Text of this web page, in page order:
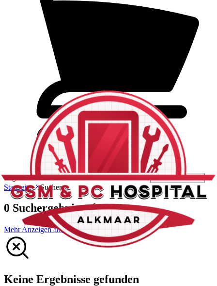
Fügen Sie Produkte zu Ihrem Warenkorb hinzu.
Startseite Suchen
0 Suchergebnisse für ""
Mehr Anzeigen anzeigen
Keine Ergebnisse gefunden